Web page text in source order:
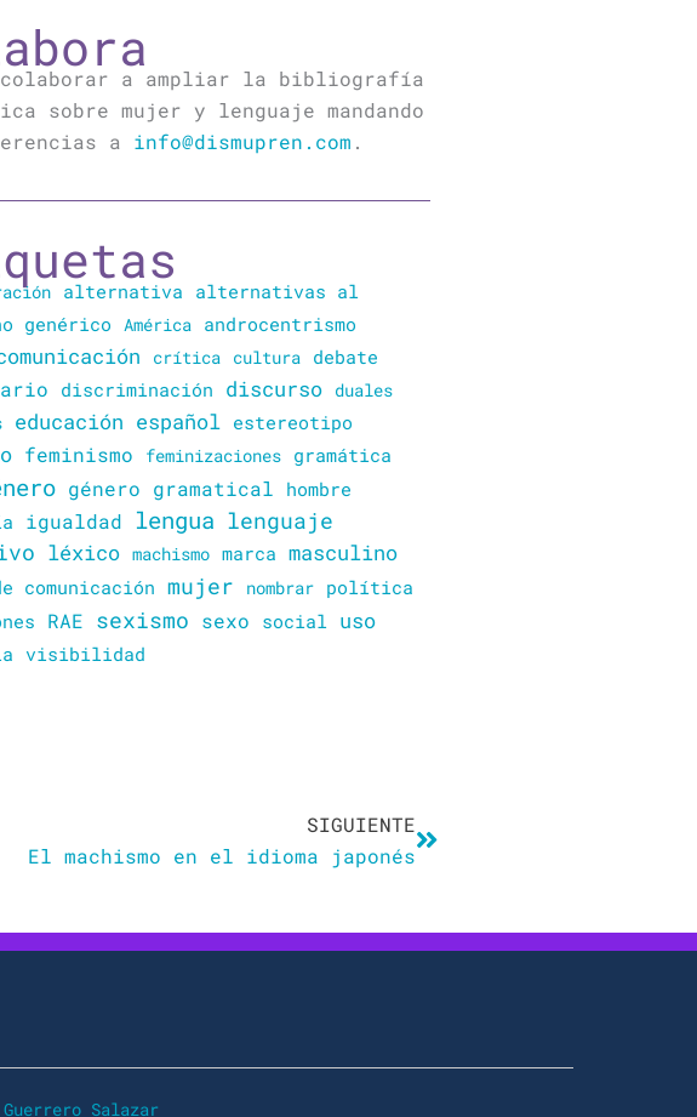
colaborar a ampliar la bibliografía
sobre mujer y lenguaje mandando
a info@dismupren.com .
alternativa alternativas al
genérico América androcentrismo
crítica cultura debate
discriminación discurso duales
educación español estereotipo
feminismo feminizaciones gramática
género gramatical hombre
igualdad lengua lenguaje
léxico machismo marca masculino
comunicación mujer nombrar política
RAE sexismo sexo social uso
visibilidad
SIGUIENTE
El machismo en el idioma japonés
Guerrero Salazar